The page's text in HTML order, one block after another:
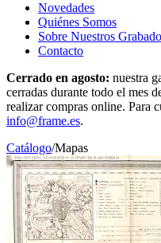
Novedades
Quiénes Somos
Sobre Nuestros
Contacto
Cerrado en agosto: nuestra
cerradas durante todo el mes
realizar compras online. Para
info@frame.es.
Catálogo/Mapas